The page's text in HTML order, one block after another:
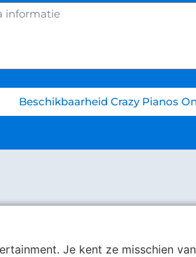
Beschikbaarheid Crazy Pianos
Je kent ze misschien